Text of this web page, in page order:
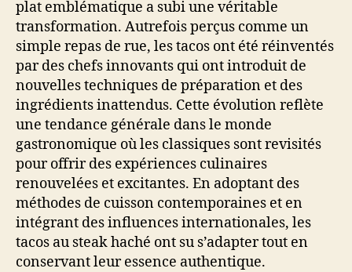
plat emblématique a subi une véritable
transformation. Autrefois perçus comme un
simple repas de rue, les tacos ont été réinventés
par des chefs innovants qui ont introduit de
nouvelles techniques de préparation et des
ingrédients inattendus. Cette évolution reflète
une tendance générale dans le monde
gastronomique où les classiques sont revisités
pour offrir des expériences culinaires
renouvelées et excitantes. En adoptant des
méthodes de cuisson contemporaines et en
intégrant des influences internationales, les
tacos au steak haché ont su s’adapter tout en
conservant leur essence authentique.